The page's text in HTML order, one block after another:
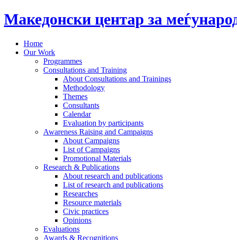
Македонски центар за
Home
Our Work
Programmes
Consultations and Training
About Consultations and Trainings
Methodology
Themes
Consultants
Calendar
Evaluation by participants
Awareness Raising and Campaigns
About Campaigns
List of Campaigns
Promotional Materials
Research & Publications
About research and publications
List of research and publications
Researches
Resource materials
Civic practices
Opinions
Evaluations
Awards & Recognitions